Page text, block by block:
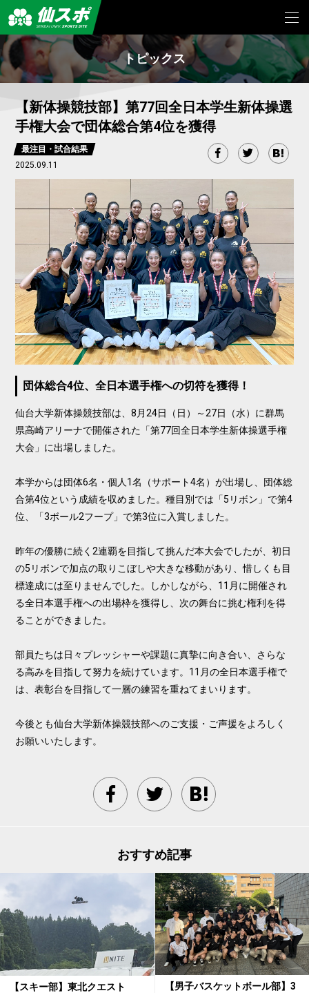
トピックス
【新体操競技部】第77回全日本学生新体操選
手権大会で団体総合第4位を獲得
最注目・試合結果
2025.09.11
団体総合4位、全日本選手権への切符を獲得！
仙台大学新体操競技部は、8月24日（日）～27日（水）に群馬
県高崎アリーナで開催された「第77回全日本学生新体操選手権
大会」に出場しました。
本学からは団体6名・個人1名（サポート4名）が出場し、団体総
合第4位という成績を収めました。種目別では「5リボン」で第4
位、「3ボール2フープ」で第3位に入賞しました。
昨年の優勝に続く2連覇を目指して挑んだ本大会でしたが、初日
の5リボンで加点の取りこぼしや大きな移動があり、惜しくも目
標達成には至りませんでした。しかしながら、11月に開催され
る全日本選手権への出場枠を獲得し、次の舞台に挑む権利を得
ることができました。
部員たちは日々プレッシャーや課題に真摯に向き合い、さらな
る高みを目指して努力を続けています。11月の全日本選手権で
は、表彰台を目指して一層の練習を重ねてまいります。
今後とも仙台大学新体操競技部へのご支援・ご声援をよろしく
お願いいたします。
おすすめ記事
【スキー部】東北クエスト
【男子バスケットボール部】3